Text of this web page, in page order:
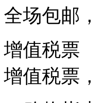
全场包邮
增值税票
增值税票